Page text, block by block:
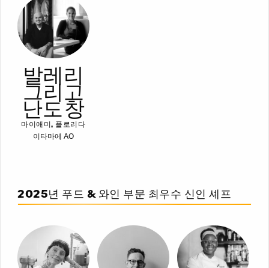
발레리
그리고
난도 창
마이애미, 플로리다
이타마에 AO
2025년 푸드 & 와인 부문 최우수 신인 셰프